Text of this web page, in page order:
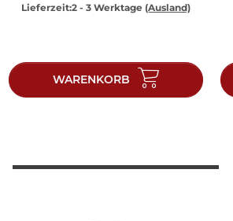
Lieferzeit:2 - 3 Werktage (Ausland)
WARENKORB